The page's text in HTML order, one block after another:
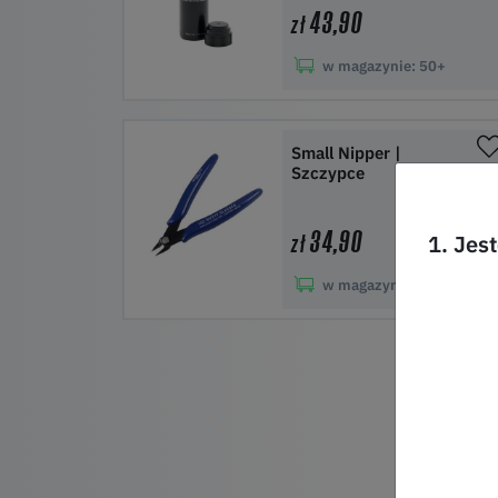
zł43,90
w magazynie: 50+
Small Nipper |
Szczypce
zł34,90
w magazynie:
1.